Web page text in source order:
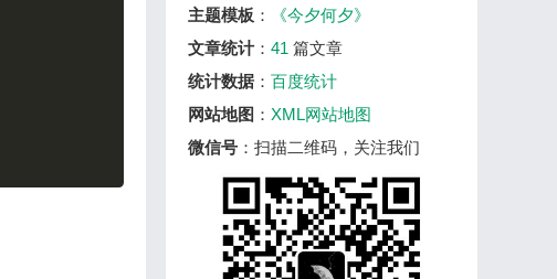
主题模板 ：
《今夕何夕》
文章统计： 41 篇文章
统计数据 ： 百度统计
网站地图 ： XML网站地图
微信号 ：扫描二维码，关注我们